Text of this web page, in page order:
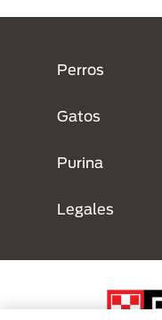
Perros
Gatos
Purina
Legales